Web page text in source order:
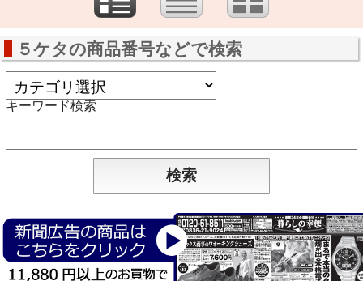
５ケタの商品番号などで検索
キーワード検索